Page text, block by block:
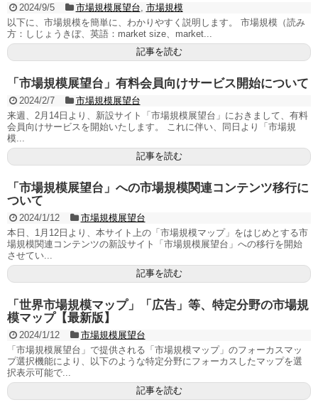
2024/9/5 市場規模展望台, 市場規模
以下に、市場規模を簡単に、わかりやすく説明します。 市場規模（読み
方：しじょうきぼ、英語：market size、market...
記事を読む
「市場規模展望台」有料会員向けサービス開始について
2024/2/7
市場規模展望台
来週、2月14日より、新設サイト「市場規模展望台」におきまして、有料
会員向けサービスを開始いたします。 これに伴い、同日より「市場規
模...
記事を読む
「市場規模展望台」への市場規模関連コンテンツ移行に
ついて
2024/1/12
市場規模展望台
本日、1月12日より、本サイト上の「市場規模マップ」をはじめとする市
場規模関連コンテンツの新設サイト「市場規模展望台」への移行を開始
させてい...
記事を読む
「世界市場規模マップ」「広告」等、特定分野の市場規
模マップ【最新版】
2024/1/12
市場規模展望台
「市場規模展望台」で提供される「市場規模マップ」のフォーカスマッ
プ選択機能により、以下のような特定分野にフォーカスしたマップを選
択表示可能で...
記事を読む